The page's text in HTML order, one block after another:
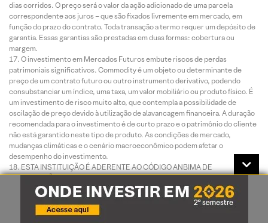
dias corridos. O preço será o valor da ação adicionado de uma parcela
correspondente aos juros – que são fixados livremente em mercado, em
função do prazo do contrato. Toda transação a termo requer um depósito de
garantia. Essas garantias são prestadas em duas formas: cobertura ou
margem.
O investimento em Mercados Futuros embute riscos de perdas
patrimoniais significativos. Commodity é um objeto ou determinante de
preço de um contrato futuro ou outro instrumento derivativo, podendo
consubstanciar um índice, uma taxa, um valor mobiliário ou produto físico. É
um investimento de risco muito alto, que contempla a possibilidade de
oscilação de preço devido à utilização de alavancagem financeira. A duração
recomendada para o investimento é de curto prazo e o patrimônio do cliente
não está garantido neste tipo de produto. As condições de mercado,
mudanças climáticas e o cenário macroeconômico podem afetar o
desempenho do investimento.
ESTA INSTITUIÇÃO É ADERENTE AO CÓDIGO ANBIMA DE
DISTRIBUIÇÃO DE PRODUTOS DE INVESTIMENTO.